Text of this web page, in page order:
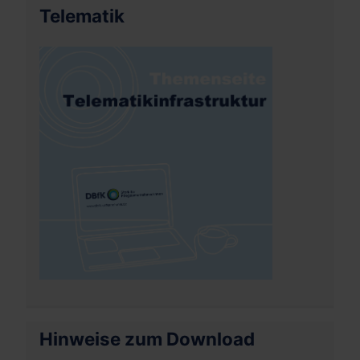
Telematik
Hinweise zum Download